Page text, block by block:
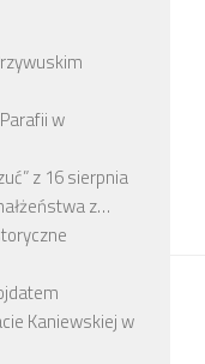
w
z 16 sierpnia
z…
Kaniewskiej w